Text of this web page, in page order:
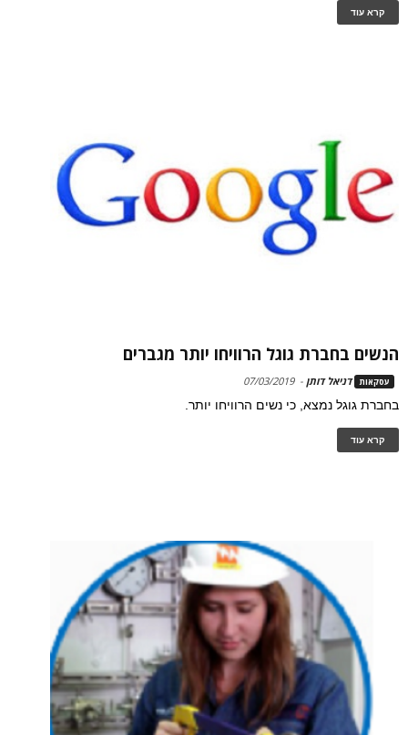
קרא עוד
הנשים בחברת גוגל הרוויחו יותר מגברים
עסקאות דניאל דותן -
07/03/2019
בחברת גוגל נמצא, כי נשים הרוויחו יותר.
קרא עוד